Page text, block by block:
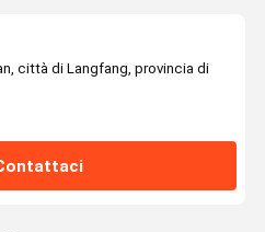
città di Langfang, provincia di